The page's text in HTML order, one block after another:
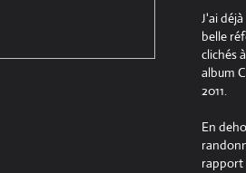
J'ai
belle
clichés
album
2011.
En
rapport